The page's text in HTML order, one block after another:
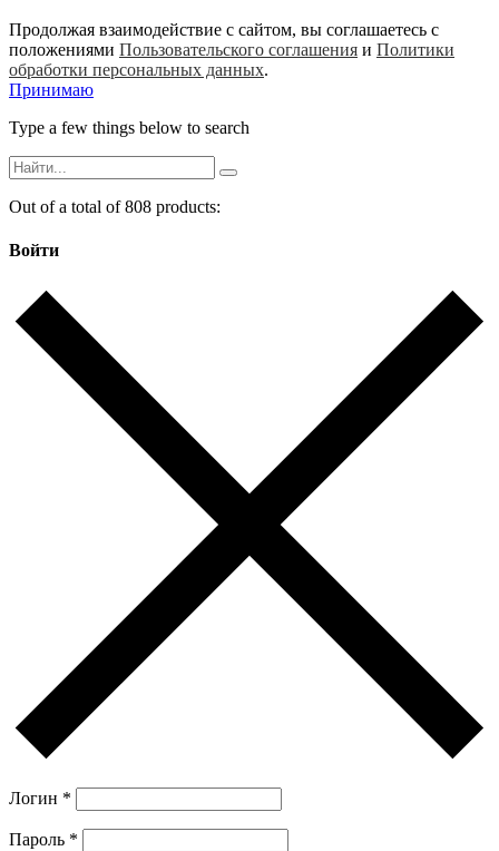
Продолжая взаимодействие с сайтом, вы соглашаетесь с
положениями Пользовательского соглашения и Политики
обработки персональных данных.
Принимаю
Type a few things below to search
Out of a total of 808 products:
Войти
Логин *
Пароль *